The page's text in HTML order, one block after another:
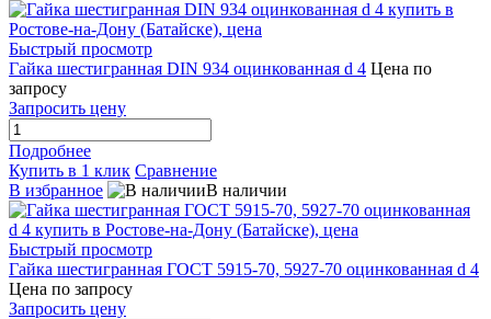
Быстрый просмотр
Гайка шестигранная DIN 934 оцинкованная d 4 Цена по
запросу
Запросить цену
Подробнее
Купить в 1 клик Сравнение
В избранное
В наличии
Быстрый просмотр
Гайка шестигранная ГОСТ 5915-70, 5927-70 оцинкованная d 4
Цена по запросу
Запросить цену